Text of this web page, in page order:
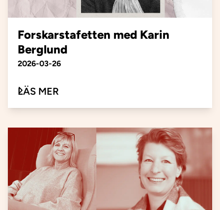
Forskarstafetten med Karin
Berglund
Publiceringsdatum
2026-03-26
LÄS MER